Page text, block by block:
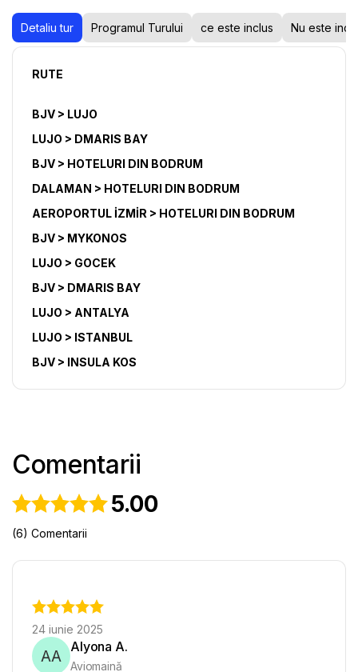
Detaliu tur Programul Turului ce este inclus Nu este
RUTE
BJV > LUJO
LUJO > DMARIS BAY
BJV > HOTELURI DIN BODRUM
DALAMAN > HOTELURI DIN BODRUM
AEROPORTUL İZMİR > HOTELURI DIN BODRUM
BJV > MYKONOS
LUJO > GOCEK
BJV > DMARIS BAY
LUJO > ANTALYA
LUJO > ISTANBUL
BJV > INSULA KOS
Comentarii
5.00
(6) Comentarii
24 iunie 2025
AA
Alyona A.
Aviomaină